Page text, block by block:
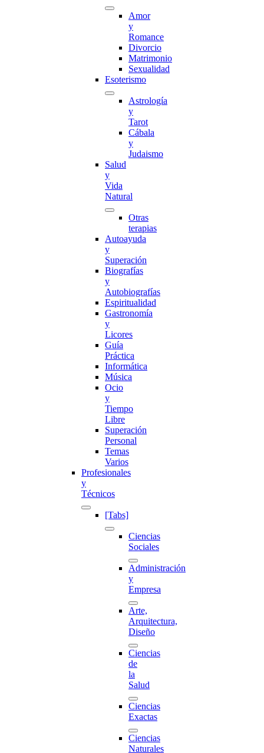
Amor
y
Romance
Divorcio
Matrimonio
Sexualidad
Esoterismo
Astrología
y
Tarot
Cábala
y
Judaismo
Salud
y
Vida
Natural
Otras
terapias
Autoayuda
y
Superación
Biografías
y
Autobiografías
Espiritualidad
Gastronomía
y
Licores
Guía
Práctica
Informática
Música
Ocio
y
Tiempo
Libre
Superación
Personal
Temas
Varios
Profesionales
y
Técnicos
[Tabs]
Ciencias
Sociales
Administración
y
Empresa
Arte,
Arquitectura,
Diseño
Ciencias
de
la
Salud
Ciencias
Exactas
Ciencias
Naturales